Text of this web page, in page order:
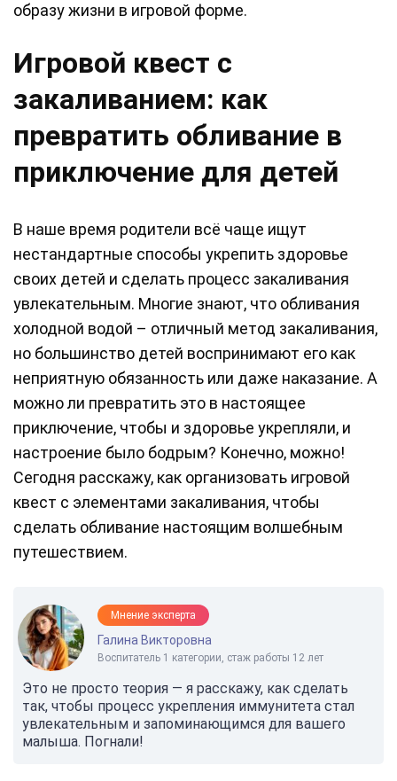
образу жизни в игровой форме.
Игровой квест с
закаливанием: как
превратить обливание в
приключение для детей
В наше время родители всё чаще ищут
нестандартные способы укрепить здоровье
своих детей и сделать процесс закаливания
увлекательным. Многие знают, что обливания
холодной водой – отличный метод закаливания,
но большинство детей воспринимают его как
неприятную обязанность или даже наказание. А
можно ли превратить это в настоящее
приключение, чтобы и здоровье укрепляли, и
настроение было бодрым? Конечно, можно!
Сегодня расскажу, как организовать игровой
квест с элементами закаливания, чтобы
сделать обливание настоящим волшебным
путешествием.
Мнение эксперта
Галина Викторовна
Воспитатель 1 категории, стаж работы 12 лет
Это не просто теория — я расскажу, как сделать
так, чтобы процесс укрепления иммунитета стал
увлекательным и запоминающимся для вашего
малыша. Погнали!